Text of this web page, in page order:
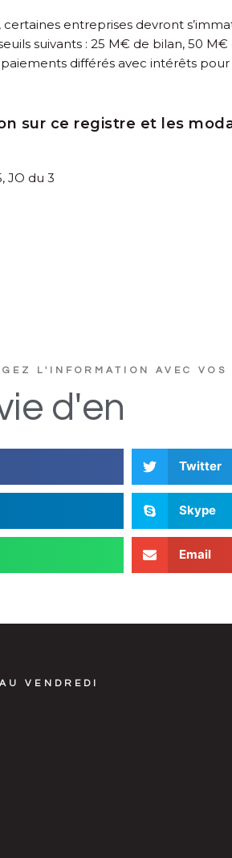
entreprises devront
suivants : 25 M€ de bilan, 50 M€
différés avec intérêts
sur ce registre et les
JO du 3
L'INFORMATION AVEC VOS
d'en
Twitter
Skype
Email
VENDREDI